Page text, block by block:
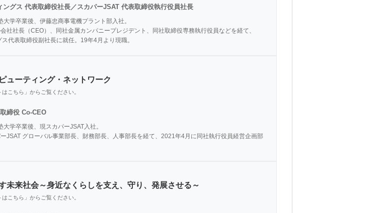
ングス 代表取締役社長／スカパーJSAT 代表取締役執行役員社長
学卒業後、伊藤忠商事電機プラント部入社。
社社長（CEO）、同社金属カンパニープレジデント、同社取締役専務執行役員などを経て、
代表取締役副社長に就任。19年4月より現職。
ューティング・ネットワーク
こちら」からご覧ください。
締役 Co-CEO
学卒業後、現スカパーJSAT入社。
JSAT グローバル事業部長、財務部長、人事部長を経て、2021年4月に同社執行役員経営企画部
未来社会～身近なくらしを支え、守り、発展させる～
こちら」からご覧ください。